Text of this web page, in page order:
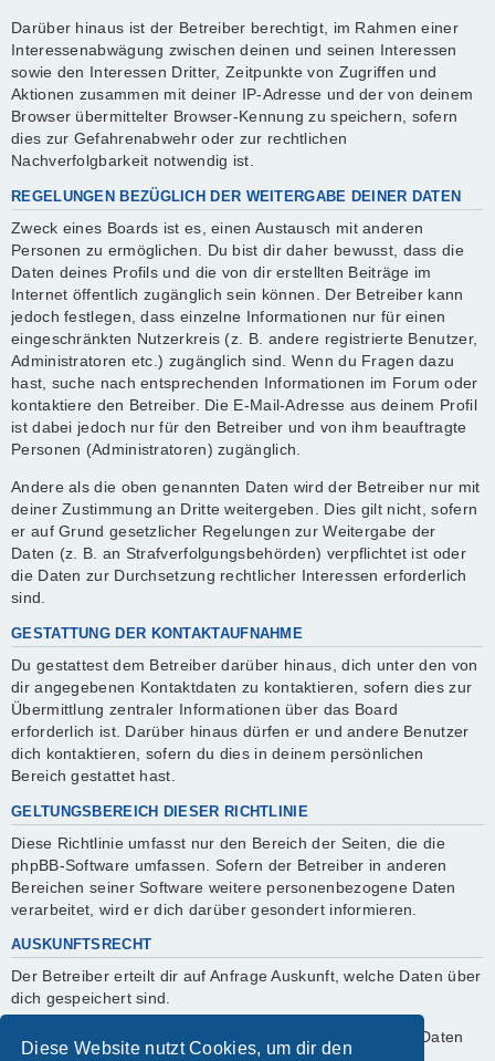
Diese Website nutzt Cookies, um dir den
Darüber hinaus ist der Betreiber berechtigt, im Rahmen einer
Interessenabwägung zwischen deinen und seinen Interessen
sowie den Interessen Dritter, Zeitpunkte von Zugriffen und
Aktionen zusammen mit deiner IP-Adresse und der von deinem
Browser übermittelter Browser-Kennung zu speichern, sofern
dies zur Gefahrenabwehr oder zur rechtlichen
Nachverfolgbarkeit notwendig ist.
REGELUNGEN BEZÜGLICH DER WEITERGABE DEINER DATEN
Zweck eines Boards ist es, einen Austausch mit anderen
Personen zu ermöglichen. Du bist dir daher bewusst, dass die
Daten deines Profils und die von dir erstellten Beiträge im
Internet öffentlich zugänglich sein können. Der Betreiber kann
jedoch festlegen, dass einzelne Informationen nur für einen
eingeschränkten Nutzerkreis (z. B. andere registrierte Benutzer,
Administratoren etc.) zugänglich sind. Wenn du Fragen dazu
hast, suche nach entsprechenden Informationen im Forum oder
kontaktiere den Betreiber. Die E-Mail-Adresse aus deinem Profil
ist dabei jedoch nur für den Betreiber und von ihm beauftragte
Personen (Administratoren) zugänglich.
Andere als die oben genannten Daten wird der Betreiber nur mit
deiner Zustimmung an Dritte weitergeben. Dies gilt nicht, sofern
er auf Grund gesetzlicher Regelungen zur Weitergabe der
Daten (z. B. an Strafverfolgungsbehörden) verpflichtet ist oder
die Daten zur Durchsetzung rechtlicher Interessen erforderlich
sind.
GESTATTUNG DER KONTAKTAUFNAHME
Du gestattest dem Betreiber darüber hinaus, dich unter den von
dir angegebenen Kontaktdaten zu kontaktieren, sofern dies zur
Übermittlung zentraler Informationen über das Board
erforderlich ist. Darüber hinaus dürfen er und andere Benutzer
dich kontaktieren, sofern du dies in deinem persönlichen
Bereich gestattet hast.
GELTUNGSBEREICH DIESER RICHTLINIE
Diese Richtlinie umfasst nur den Bereich der Seiten, die die
phpBB-Software umfassen. Sofern der Betreiber in anderen
Bereichen seiner Software weitere personenbezogene Daten
verarbeitet, wird er dich darüber gesondert informieren.
AUSKUNFTSRECHT
Der Betreiber erteilt dir auf Anfrage Auskunft, welche Daten über
dich gespeichert sind.
Du kannst jederzeit die Löschung bzw. Sperrung deiner Daten